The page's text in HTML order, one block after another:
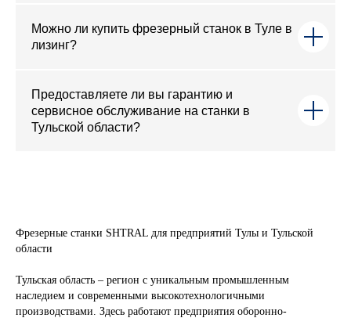
Можно ли купить фрезерный станок в Туле в
лизинг?
Предоставляете ли вы гарантию и
сервисное обслуживание на станки в
Тульской области?
Фрезерные станки SHTRAL для предприятий Тулы и Тульской
области
Тульская область – регион с уникальным промышленным
наследием и современными высокотехнологичными
производствами. Здесь работают предприятия оборонно-